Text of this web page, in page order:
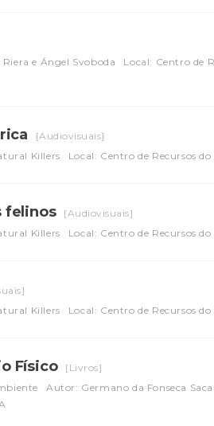
e Ángel Svoboda
Local: Centro de
[Audiovisuais]
Killers Local: Centro de Recursos do
felinos
[Audiovisuais]
Killers Local: Centro de Recursos do
Killers Local: Centro de Recursos do
Físico
[Livros]
Autor: Germano da Fonseca